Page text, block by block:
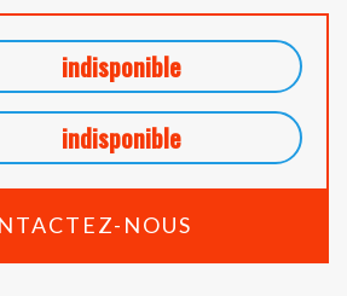
indisponible
indisponible
NOUS